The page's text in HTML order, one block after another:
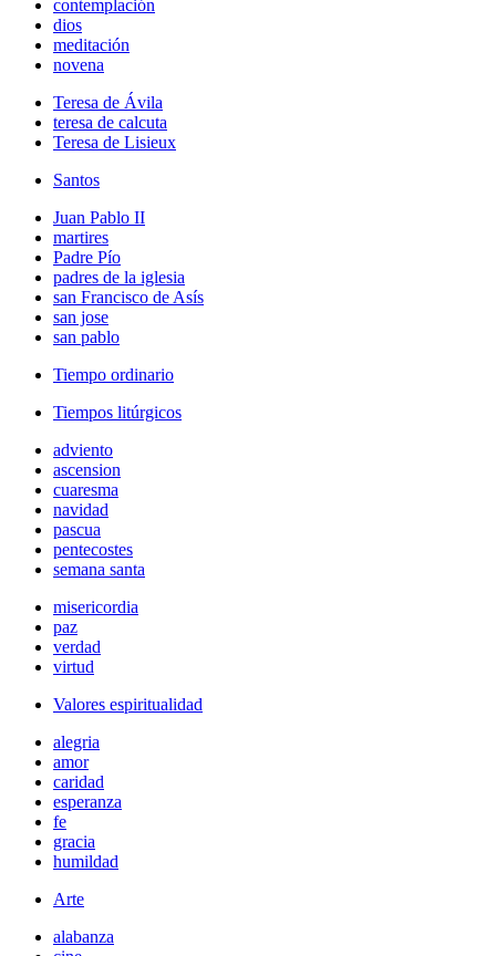
contemplación
dios
meditación
novena
Teresa de Ávila
teresa de calcuta
Teresa de Lisieux
Santos
Juan Pablo II
martires
Padre Pío
padres de la iglesia
san Francisco de Asís
san jose
san pablo
Tiempo ordinario
Tiempos litúrgicos
adviento
ascension
cuaresma
navidad
pascua
pentecostes
semana santa
misericordia
paz
verdad
virtud
Valores espiritualidad
alegria
amor
caridad
esperanza
fe
gracia
humildad
Arte
alabanza